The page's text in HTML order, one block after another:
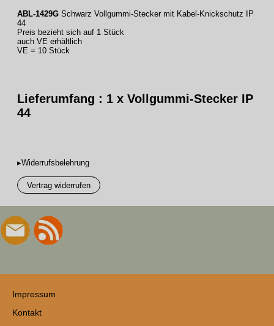
ABL-1429G Schwarz Vollgummi-Stecker mit Kabel-Knickschutz IP
44
Preis bezieht sich auf 1 Stück
auch VE erhältlich
VE = 10 Stück
Lieferumfang : 1 x Vollgummi-Stecker IP
44
▸Widerrufsbelehrung
Vertrag widerrufen
Impressum
Kontakt